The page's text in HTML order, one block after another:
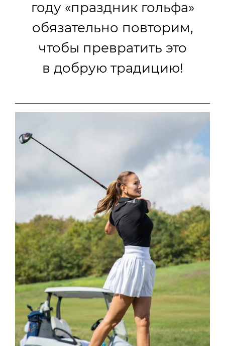
году «праздник гольфа»
обязательно повторим,
чтобы превратить это
в добрую традицию!